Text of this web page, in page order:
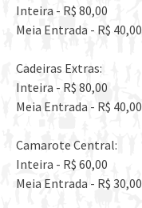
Inteira - R$ 80,00
Meia Entrada - R$ 40,00
Cadeiras Extras:
Inteira - R$ 80,00
Meia Entrada - R$ 40,00
Camarote Central:
Inteira - R$ 60,00
Meia Entrada - R$ 30,00